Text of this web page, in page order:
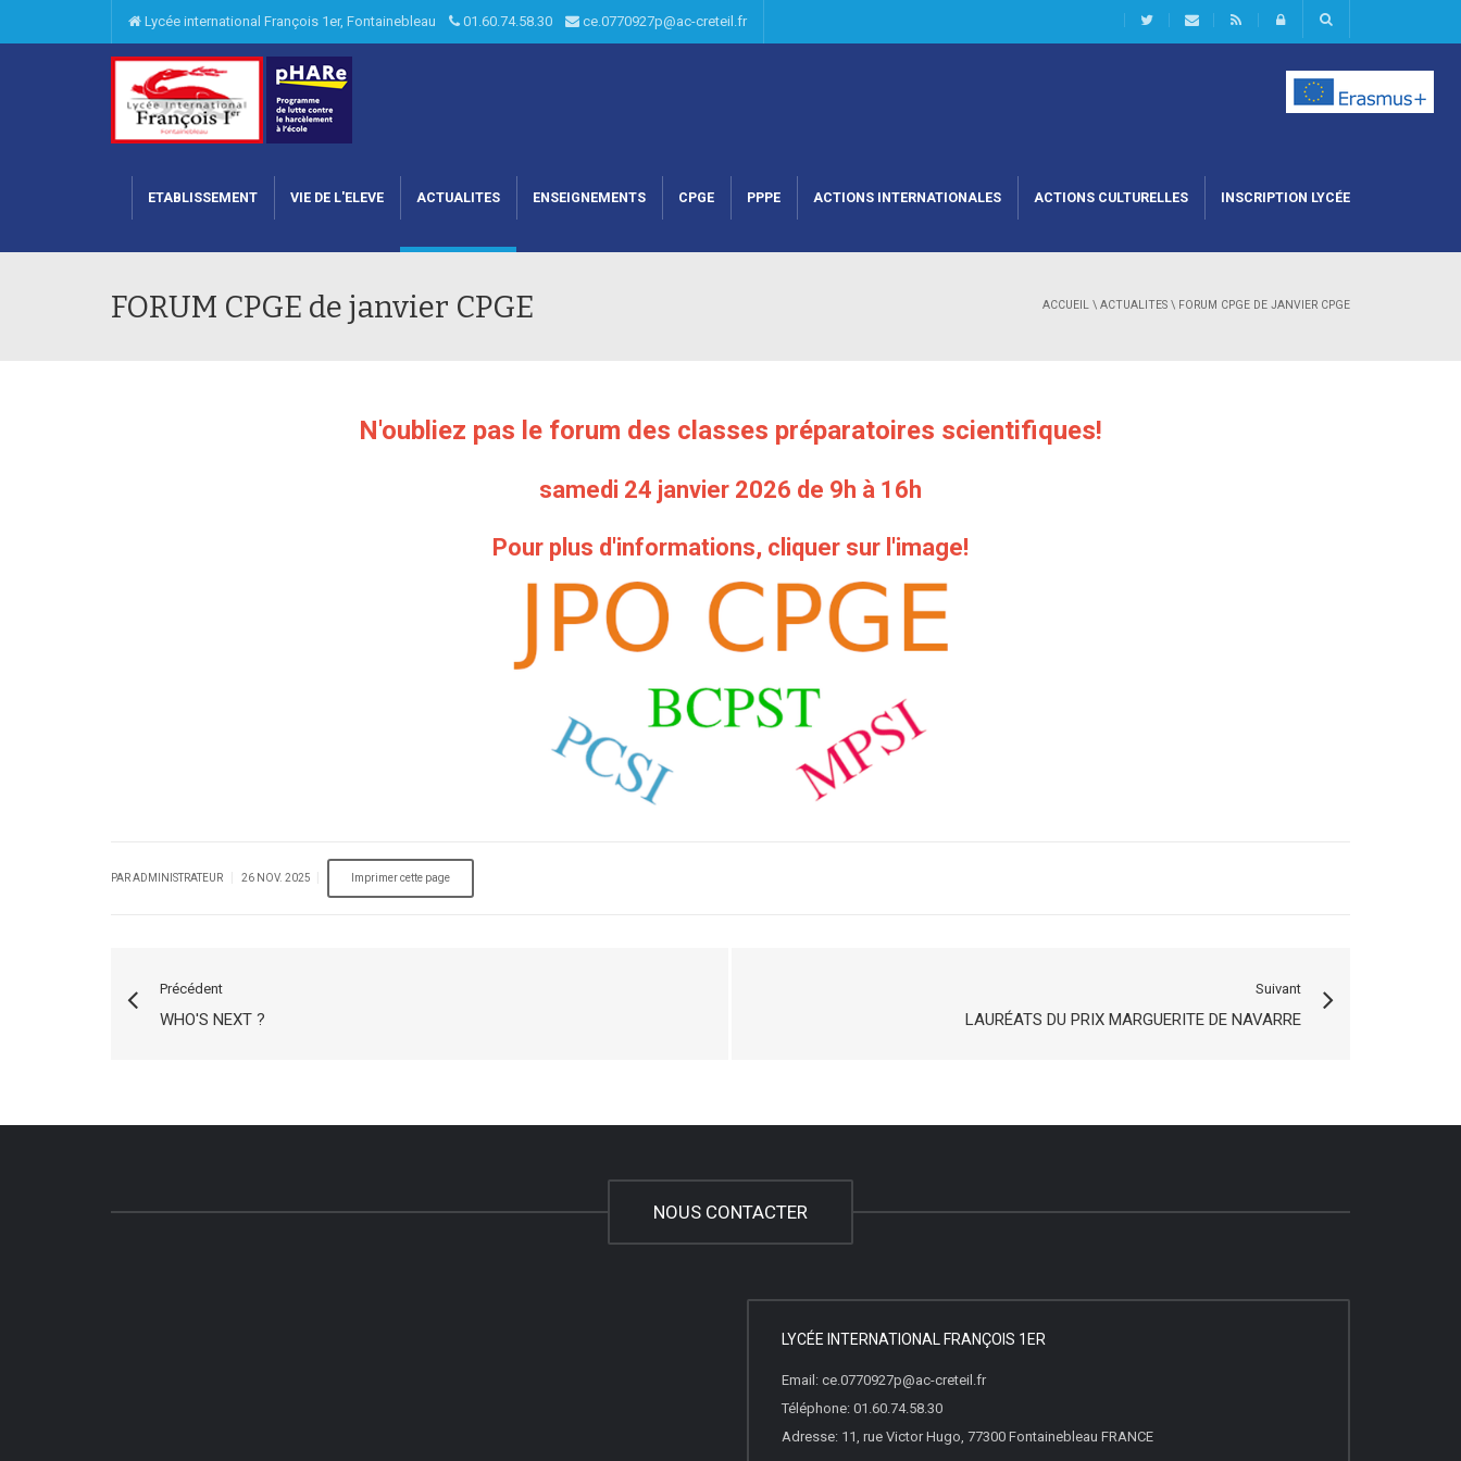
Lycée international François 1er, Fontainebleau 01.60.74.58.30 ce.0770927p@ac-creteil.fr
ETABLISSEMENT VIE DE L'ELEVE ACTUALITES ENSEIGNEMENTS CPGE PPPE ACTIONS INTERNATIONALES ACTIONS CULTURELLES INSCRIPTION LYCÉE
FORUM CPGE de janvier CPGE ACCUEIL \ ACTUALITES \ FORUM CPGE DE JANVIER CPGE
N'oubliez pas le forum des classes préparatoires scientifiques!
samedi 24 janvier 2026 de 9h à 16h
Pour plus d'informations, cliquer sur l'image!
PAR ADMINISTRATEUR 26 NOV. 2025
Précédent
WHO'S NEXT ?
Suivant
LAURÉATS DU PRIX MARGUERITE DE NAVARRE
NOUS CONTACTER
LYCÉE INTERNATIONAL FRANÇOIS 1ER
Email: ce.0770927p@ac-creteil.fr
Téléphone: 01.60.74.58.30
Adresse: 11, rue Victor Hugo, 77300 Fontainebleau FRANCE